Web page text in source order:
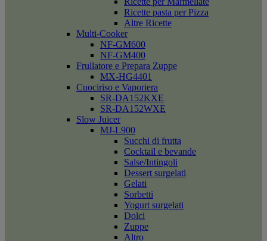
Ricette pasta per Pizza
Altre Ricette
Multi-Cooker
NF-GM600
NF-GM400
Frullatore e Prepara Zuppe
MX-HG4401
Cuociriso e Vaporiera
SR-DA152KXE
SR-DA152WXE
Slow Juicer
MJ-L900
Succhi di frutta
Cocktail e bevande
Salse/Intingoli
Dessert surgelati
Gelati
Sorbetti
Yogurt surgelati
Dolci
Zuppe
Altro